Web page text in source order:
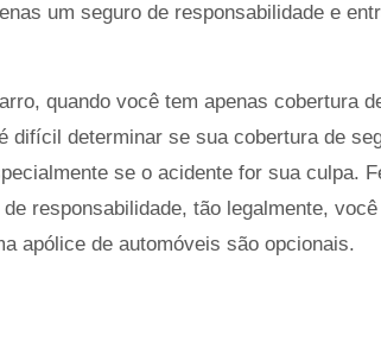
quando você tem apenas cobertura
difícil determinar se sua cobertura de
se o acidente for sua culpa.
responsabilidade, tão legalmente,
apólice de automóveis são opcionais.